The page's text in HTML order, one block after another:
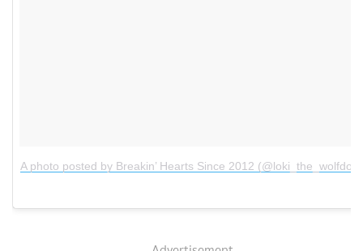
A photo posted by Breakin’ Hearts Since 2012 (@loki_the_wolfdog)